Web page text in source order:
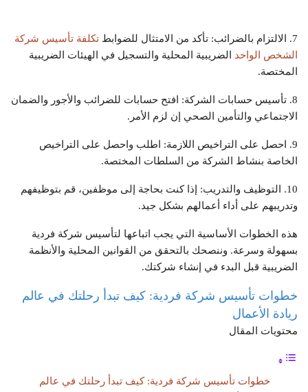
7. الالتزام بالضرائب: تأكد من الامتثال للضوابط
تكلفة تأسيس شركة
الشخص الواحد الضريبية المحلية والتسجيل في الهيئات الضريبية
المختصة.
8. تأسيس حسابات الشركة: افتح حسابات للضرائب والأجور والضمان
الاجتماعي والتأمين الصحي إن لزم الأمر.
9. احصل على التراخيص اللازمة: اطلب واحصل على التراخيص
الخاصة بنشاط الشركة من السلطات المختصة.
10. التوظيف والتدريب: إذا كنت بحاجة إلى موظفين، قم بتوظيفهم
وتدريبهم على أداء أعمالهم بشكل جيد.
هذه الخطوات الأساسية التي يجب اتباعها لتأسيس شركة فردية
بسهولة وسرعة. وننصحك بالتحقق من القوانين المحلية والأنظمة
الضريبية قبل البدء في إنشاء شركتك.
خطوات تأسيس شركة فردية: كيف تبدأ رحلتك في عالم
ريادة الأعمال
محتويات المقال
خطوات تأسيس شركة فردية: كيف تبدأ رحلتك في عالم